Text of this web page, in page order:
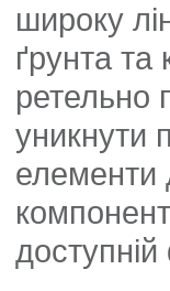
широку
ґрунта та
ретельно
уникнути
елементи